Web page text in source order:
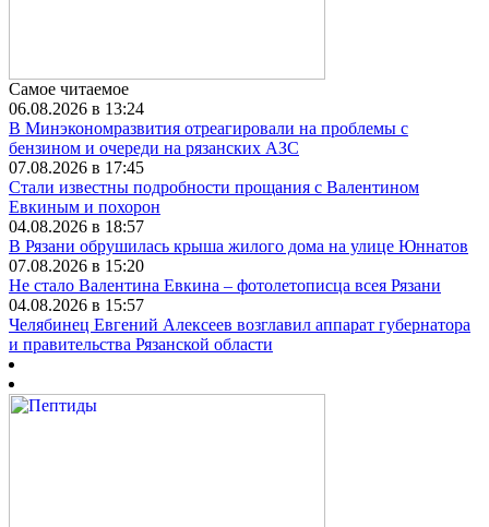
Самое читаемое
06.08.2026 в 13:24
В Минэкономразвития отреагировали на проблемы с
бензином и очереди на рязанских АЗС
07.08.2026 в 17:45
Стали известны подробности прощания с Валентином
Евкиным и похорон
04.08.2026 в 18:57
В Рязани обрушилась крыша жилого дома на улице Юннатов
07.08.2026 в 15:20
Не стало Валентина Евкина – фотолетописца всея Рязани
04.08.2026 в 15:57
Челябинец Евгений Алексеев возглавил аппарат губернатора
и правительства Рязанской области